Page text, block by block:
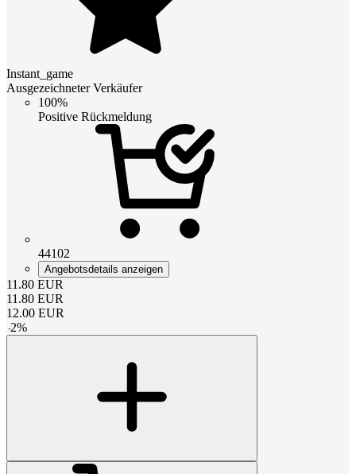
Instant_game
Ausgezeichneter Verkäufer
100%
Positive Rückmeldung
44102
Angebotsdetails anzeigen
11.80 EUR
11.80 EUR
12.00 EUR
-2%